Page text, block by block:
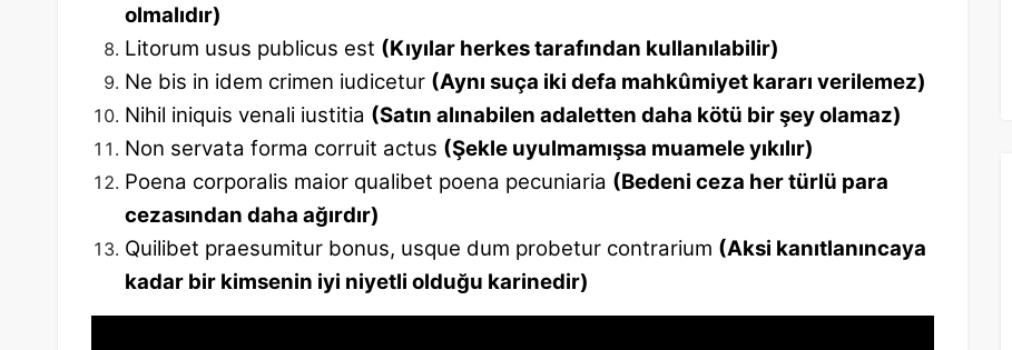
olmalıdır)
Litorum usus publicus est (Kıyılar herkes tarafından kullanılabilir)
Ne bis in idem crimen iudicetur (Aynı suça iki defa mahkûmiyet kararı verilemez)
Nihil iniquis venali iustitia (Satın alınabilen adaletten daha kötü bir şey olamaz)
Non servata forma corruit actus (Şekle uyulmamışsa muamele yıkılır)
Poena corporalis maior qualibet poena pecuniaria (Bedeni ceza her türlü para
cezasından daha ağırdır)
Quilibet praesumitur bonus, usque dum probetur contrarium (Aksi kanıtlanıncaya
kadar bir kimsenin iyi niyetli olduğu karinedir)